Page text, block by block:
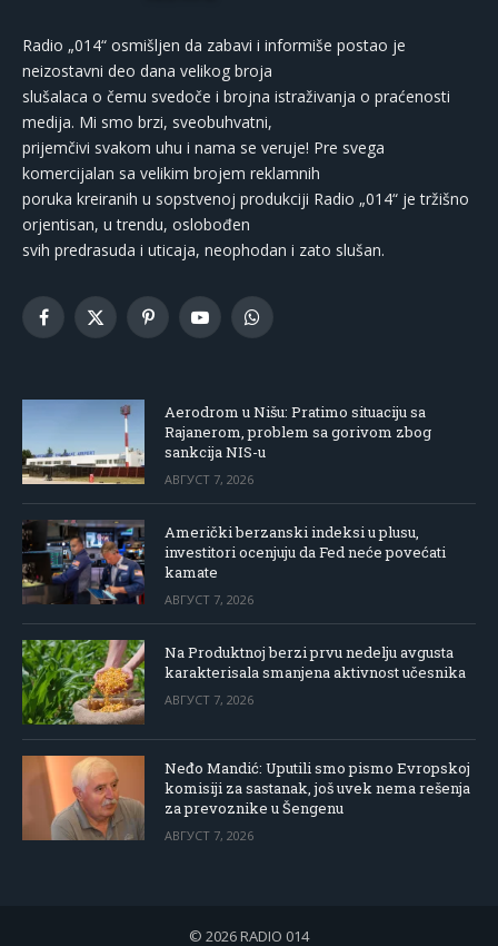
Radio „014“ osmišljen da zabavi i informiše postao je
neizostavni deo dana velikog broja
slušalaca o čemu svedoče i brojna istraživanja o praćenosti
medija. Mi smo brzi, sveobuhvatni,
prijemčivi svakom uhu i nama se veruje! Pre svega
komercijalan sa velikim brojem reklamnih
poruka kreiranih u sopstvenoj produkciji Radio „014“ je tržišno
orjentisan, u trendu, oslobođen
svih predrasuda i uticaja, neophodan i zato slušan.
Facebook
X
PinterestYouTubeWhatsApp
Aerodrom u Nišu: Pratimo situaciju sa
Rajanerom, problem sa gorivom zbog
sankcija NIS-u
АВГУСТ 7, 2026
Američki berzanski indeksi u plusu,
investitori ocenjuju da Fed neće povećati
kamate
АВГУСТ 7, 2026
Na Produktnoj berzi prvu nedelju avgusta
karakterisala smanjena aktivnost učesnika
АВГУСТ 7, 2026
Neđo Mandić: Uputili smo pismo Evropskoj
komisiji za sastanak, još uvek nema rešenja
za prevoznike u Šengenu
АВГУСТ 7, 2026
© 2026 RADIO 014